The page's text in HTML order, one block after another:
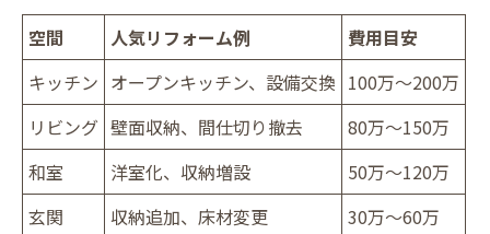
空間 人気リフォーム例
費用目安
キッチン オープンキッチン、設備交換 100万～200万
リビング 壁面収納、間仕切り撤去
80万～150万
和室
洋室化、収納増設
50万～120万
玄関
収納追加、床材変更 30万～60万